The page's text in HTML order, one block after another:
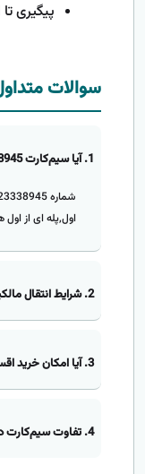
پیگیری
سوالات
1. آیا سیم‌کارت 09123338945 رند است؟
اول,پله ای از
2. شرایط انتقال مالکیت چگونه است؟
3. آیا امکان خرید اقساطی وجود دارد؟
4. تفاوت سیم‌کارت دائمی با اعتباری چیست؟